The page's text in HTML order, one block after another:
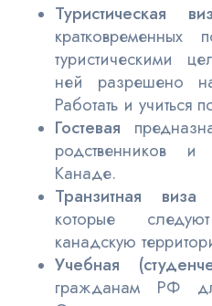
Туристическая
туристическими
ней разрешено
Работать и учиться
Гостевая
родственников
Канаде.
Транзитная виза
которые
канадскую
Учебная
гражданам РФ